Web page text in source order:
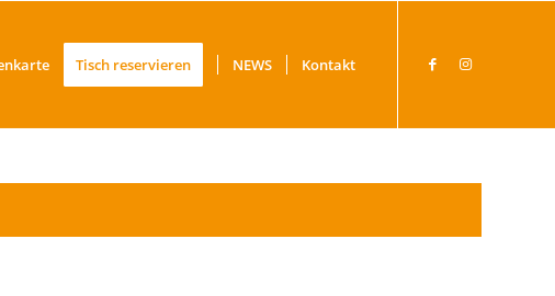
Tisch reservieren NEWS Kontakt